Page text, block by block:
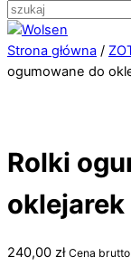
Strona główna /
ogumowane do
Rolki
oklejarek
240,00 zł Cena